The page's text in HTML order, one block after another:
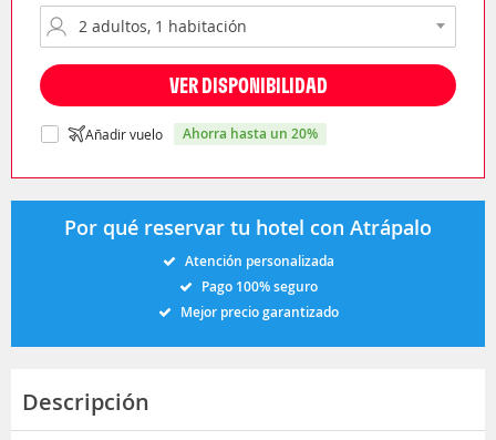
VER DISPONIBILIDAD
Añadir vuelo ahorra hasta un 20%
Por qué reservar tu hotel con Atrápalo
Atención personalizada
Pago 100% seguro
Mejor precio garantizado
Descripción